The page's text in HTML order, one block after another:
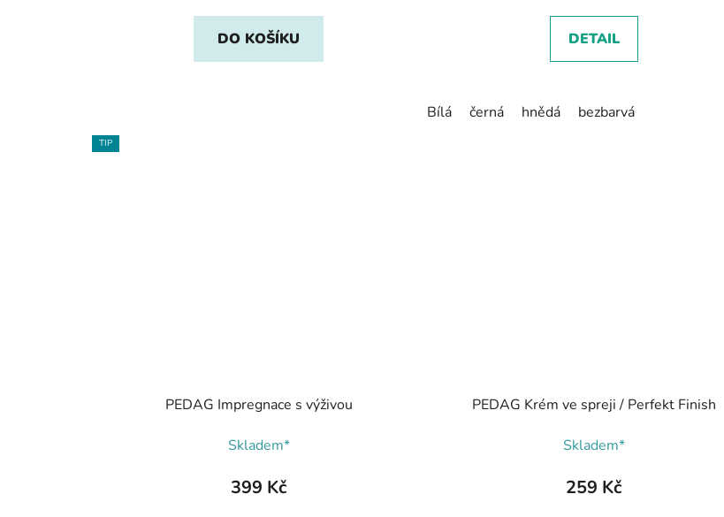
DO KOŠÍKU DETAIL
Bílá černá hnědá bezbarvá
TIP
PEDAG Impregnace s výživou
Skladem*
399 Kč
PEDAG Krém ve spreji / Perfekt Finish
Skladem*
259 Kč